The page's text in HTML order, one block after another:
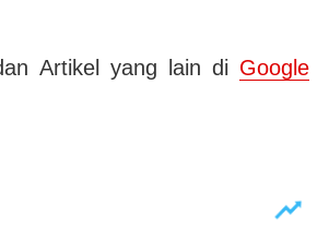
Artikel yang lain di Google